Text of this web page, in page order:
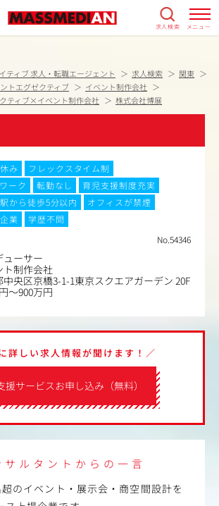
求人検索 メニュー
ティブ 求人・転職エージェント 求人検索
関東
トエグゼクティブ
イベント制作会社
ティブ×イベント制作会社
株式会社博展
み
フレックスタイム制
ーク
転勤なし
育児支援制度充実
駅から徒歩5分以内
オフィスが禁煙
業
学歴不問
No.54346
ューサー
ト制作会社
中央区京橋3-1-1東京スクエアガーデン 20F
～900万円
援サービスお申し込み（無料）
詳しい求人情報が聞けます！／
サルタントからの一言
のイベント・展示会・商空間設計を